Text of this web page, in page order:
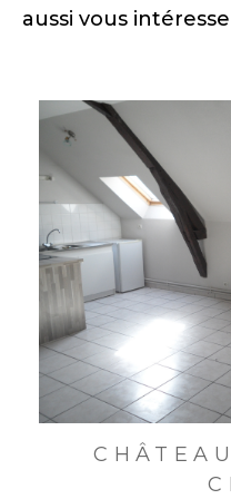
aussi vous